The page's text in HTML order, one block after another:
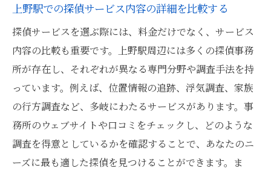
上野駅での探偵サービス内容の詳細を比較する
探偵サービスを選ぶ際には、料金だけでなく、サービス
内容の比較も重要です。上野駅周辺には多くの探偵事務
所が存在し、それぞれが異なる専門分野や調査手法を持
っています。例えば、位置情報の追跡、浮気調査、家族
の行方調査など、多岐にわたるサービスがあります。事
務所のウェブサイトや口コミをチェックし、どのような
調査を得意としているかを確認することで、あなたのニ
ーズに最も適した探偵を見つけることができます。ま